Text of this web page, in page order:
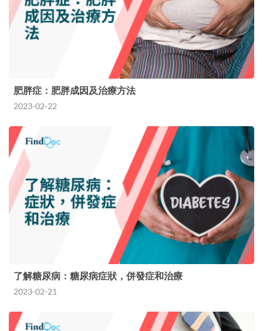
肥胖症：肥胖成因及治療方法
2023-02-22
了解糖尿病：糖尿病症狀，併發症和治療
2023-02-21